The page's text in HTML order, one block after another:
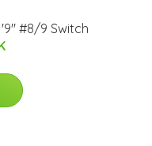
#8/9 Switch